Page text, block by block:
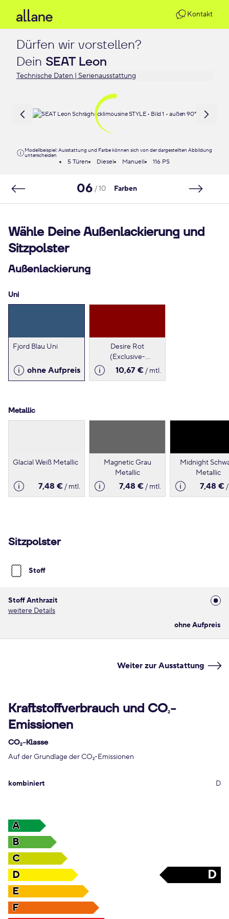
Kontakt
Dürfen wir vorstellen?
Dein SEAT Leon
Technische Daten | Serienausstattung
Modellbeispiel: Ausstattung und Farbe können sich von der dargestellten Abbildung
unterscheiden
5 Türen Diesel Manuell 116 PS
06 / 10 Farben
Wähle Deine Außenlackierung und
Sitzpolster
Außenlackierung
Uni
Fjord Blau Uni
ohne Aufpreis
Desire Rot
(Exclusive-
Lackierung)
10,67 €/ mtl.
Metallic
Glacial Weiß Metallic
7,48 €/ mtl.
Magnetic Grau
Metallic
7,48 €/ mtl.
Midnight
Metallic
7,48 €
Sitzpolster
Stoff
Stoff Anthrazit
weitere Details
ohne Aufpreis
Weiter zur Ausstattung
Kraftstoffverbrauch und CO2-
Emissionen
CO2-Klasse
Auf der Grundlage der CO2-Emissionen
kombiniert D
A
B
C
D
D
E
F